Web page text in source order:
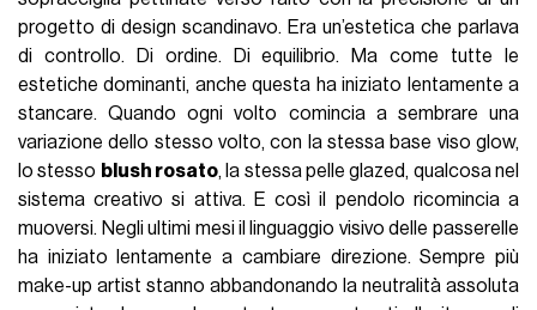
progetto di design scandinavo. Era un’estetica che parlava
di controllo. Di ordine. Di equilibrio. Ma come tutte le
estetiche dominanti, anche questa ha iniziato lentamente a
stancare. Quando ogni volto comincia a sembrare una
variazione dello stesso volto, con la stessa base viso glow,
lo stesso blush rosato, la stessa pelle glazed, qualcosa nel
sistema creativo si attiva. E così il pendolo ricomincia a
muoversi. Negli ultimi mesi il linguaggio visivo delle passerelle
ha iniziato lentamente a cambiare direzione. Sempre più
make-up artist stanno abbandonando la neutralità assoluta